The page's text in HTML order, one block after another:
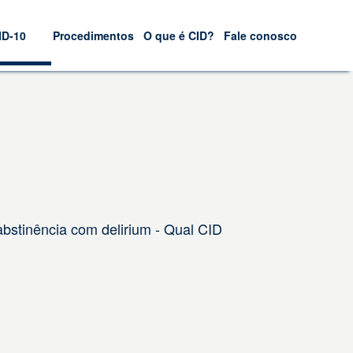
10 Procedimentos O que é CID? Fale conosco
com delirium - Qual CID